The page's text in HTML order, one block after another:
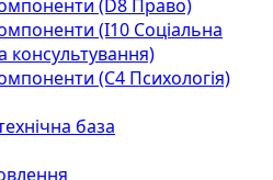
(D8 Право)
(I10 Соціальна
консультування)
(С4 Психологія)
база